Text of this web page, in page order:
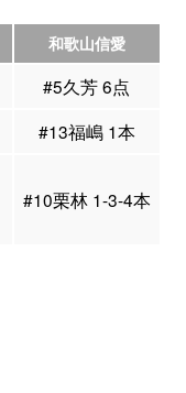
和歌山信愛
#5久芳 6点
#13福嶋 1本
#10栗林 1-3-4本